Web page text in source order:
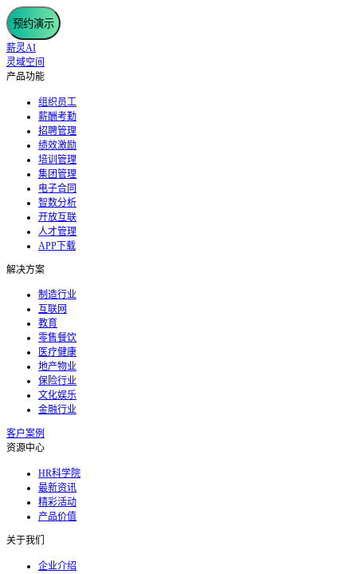
预约演示
薪灵AI
灵域空间
产品功能
组织员工
薪酬考勤
招聘管理
绩效激励
培训管理
集团管理
电子合同
智数分析
开放互联
人才管理
APP下载
解决方案
制造行业
互联网
教育
零售餐饮
医疗健康
地产物业
保险行业
文化娱乐
金融行业
客户案例
资源中心
HR科学院
最新资讯
精彩活动
产品价值
关于我们
企业介绍